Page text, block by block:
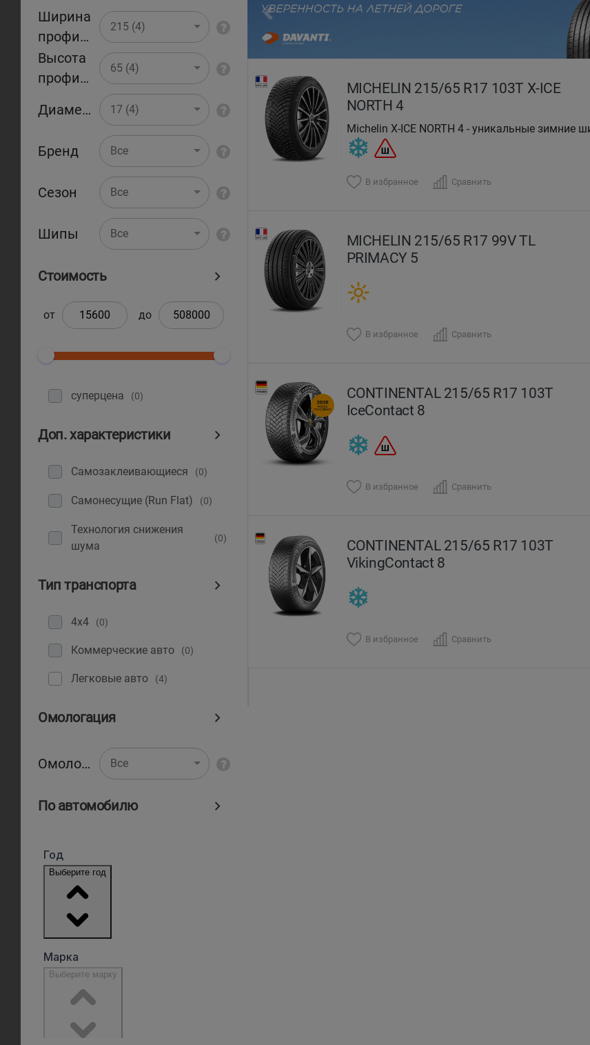
Ширина
профиля
215 (4)
Высота
профиля
65 (4)
Диаметр 17 (4)
Бренд Все
Сезон Все
Шипы Все
Стоимость
от до
суперцена (0)
Доп. характеристики
Самозаклеивающиеся (0)
Самонесущие (Run Flat) (0)
Технология снижения
шума
(0)
Тип транспорта
4x4 (0)
Коммерческие авто (0)
Легковые авто (4)
Омологация
Омологация Все
По автомобилю
MICHELIN 215/65 R17 103T X-ICE
NORTH 4
Michelin X-ICE NORTH 4 - уникальные
зимнего сезона 2018/2019
В избранное Сравнить
MICHELIN 215/65 R17 99V TL
PRIMACY 5
В избранное Сравнить
CONTINENTAL 215/65 R17 103T
IceContact 8
В избранное Сравнить
CONTINENTAL 215/65 R17 103T
VikingContact 8
В избранное Сравнить